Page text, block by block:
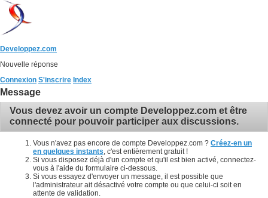
Developpez.com
Nouvelle réponse
Connexion S'inscrire Index
Message
Vous devez avoir un compte Developpez.com et être
connecté pour pouvoir participer aux discussions.
Vous n'avez pas encore de compte Developpez.com ? Créez-en un
en quelques instants , c'est entièrement gratuit !
Si vous disposez déjà d'un compte et qu'il est bien activé, connectez-
vous à l'aide du formulaire ci-dessous.
Si vous essayez d'envoyer un message, il est possible que
l'administrateur ait désactivé votre compte ou que celui-ci soit en
attente de validation.